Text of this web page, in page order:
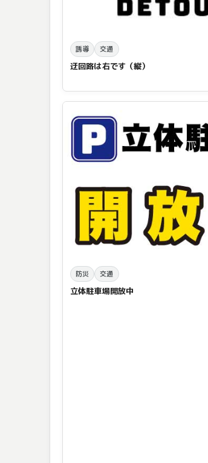
誘導 交通
迂回路は右です（縦）
防災 交通
立体駐車場開放中